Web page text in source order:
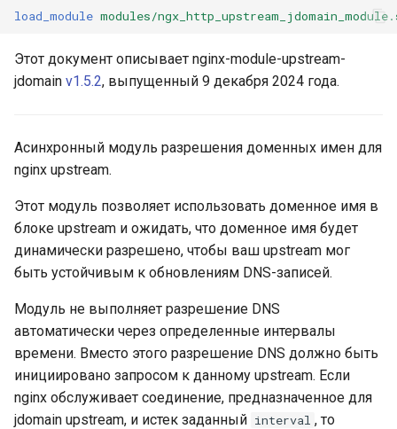
$is_mobile
$is_tablet
$is_wearable
$os_name
$os_version
GitHub
counter
ctxdump
dns
exec
feishu-auth
fileinfo
ftpclient
global-throttle
load_module modules/
Этот документ описывает nginx-module-upstream-
jdomain v1.5.2, выпущенный 9 декабря 2024 года.
Асинхронный модуль разрешения доменных имен для
nginx upstream.
Этот модуль позволяет использовать доменное имя в
блоке upstream и ожидать, что доменное имя будет
динамически разрешено, чтобы ваш upstream мог
быть устойчивым к обновлениям DNS-записей.
Модуль не выполняет разрешение DNS
автоматически через определенные интервалы
времени. Вместо этого разрешение DNS должно быть
инициировано запросом к данному upstream. Если
nginx обслуживает соединение, предназначенное для
jdomain upstream, и истек заданный interval , то